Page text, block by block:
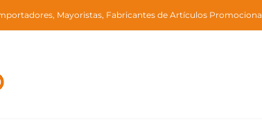
Mayoristas, Fabricantes de Artículos